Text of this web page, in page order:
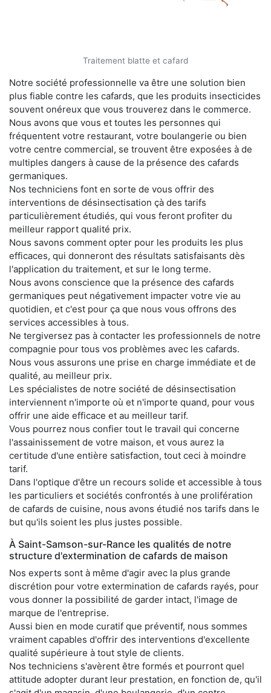
Traitement blatte et cafard
Notre société professionnelle va être une solution bien
plus fiable contre les cafards, que les produits insecticides
souvent onéreux que vous trouverez dans le commerce.
Nous avons que vous et toutes les personnes qui
fréquentent votre restaurant, votre boulangerie ou bien
votre centre commercial, se trouvent être exposées à de
multiples dangers à cause de la présence des cafards
germaniques.
Nos techniciens font en sorte de vous offrir des
interventions de désinsectisation çà des tarifs
particulièrement étudiés, qui vous feront profiter du
meilleur rapport qualité prix.
Nous savons comment opter pour les produits les plus
efficaces, qui donneront des résultats satisfaisants dès
l'application du traitement, et sur le long terme.
Nous avons conscience que la présence des cafards
germaniques peut négativement impacter votre vie au
quotidien, et c'est pour ça que nous vous offrons des
services accessibles à tous.
Ne tergiversez pas à contacter les professionnels de notre
compagnie pour tous vos problèmes avec les cafards.
Nous vous assurons une prise en charge immédiate et de
qualité, au meilleur prix.
Les spécialistes de notre société de désinsectisation
interviennent n'importe où et n'importe quand, pour vous
offrir une aide efficace et au meilleur tarif.
Vous pourrez nous confier tout le travail qui concerne
l'assainissement de votre maison, et vous aurez la
certitude d'une entière satisfaction, tout ceci à moindre
tarif.
Dans l'optique d'être un recours solide et accessible à tous
les particuliers et sociétés confrontés à une prolifération
de cafards de cuisine, nous avons étudié nos tarifs dans le
but qu'ils soient les plus justes possible.
À Saint-Samson-sur-Rance les qualités de notre
structure d'extermination de cafards de maison
Nos experts sont à même d'agir avec la plus grande
discrétion pour votre extermination de cafards rayés, pour
vous donner la possibilité de garder intact, l'image de
marque de l'entreprise.
Aussi bien en mode curatif que préventif, nous sommes
vraiment capables d'offrir des interventions d'excellente
qualité supérieure à tout style de clients.
Nos techniciens s'avèrent être formés et pourront quel
attitude adopter durant leur prestation, en fonction de, qu'il